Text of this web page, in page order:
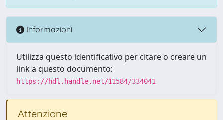
Informazioni
Utilizza questo identificativo per citare o creare un
link a questo documento:
https://hdl.handle.net/11584/334041
Attenzione